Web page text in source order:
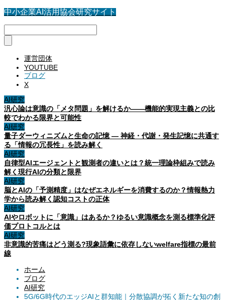
中小企業AI活用協会研究サイト
運営団体
YOUTUBE
ブログ
X
AI研究
汎心論は意識の「メタ問題」を解けるか——機能的実現主義との比
較でわかる限界と可能性
AI研究
量子ダーウィニズムと生命の記憶 ― 神経・代謝・発生記憶に共通す
る「情報の冗長性」を読み解く
AI研究
自律型AIエージェントと観測者の違いとは？統一理論枠組みで読み
解く現行AIの分類と限界
AI研究
脳とAIの「予測精度」はなぜエネルギーを消費するのか？情報熱力
学から読み解く認知コストの正体
AI研究
AIやロボットに「意識」はあるか？ゆるい意識概念を測る標準化評
価プロトコルとは
AI研究
非意識的苦痛はどう測る?現象語彙に依存しないwelfare指標の最前
線
ホーム
ブログ
AI研究
5G/6G時代のエッジAIと群知能｜分散協調が拓く新たな知の創